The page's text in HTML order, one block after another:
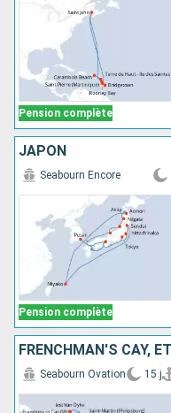
Pension complète
JAPON
Pension complète
Seabourn Encore
Seabourn Ovation 15 j